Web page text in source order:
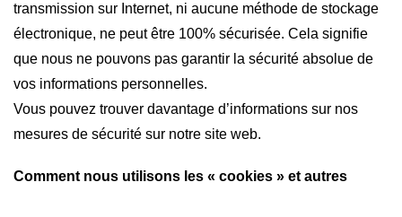
transmission sur Internet, ni aucune méthode de stockage
électronique, ne peut être 100% sécurisée. Cela signifie
que nous ne pouvons pas garantir la sécurité absolue de
vos informations personnelles.
Vous pouvez trouver davantage d’informations sur nos
mesures de sécurité sur notre site web.
Comment nous utilisons les « cookies » et autres